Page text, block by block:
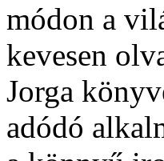
módon a
kevesen
Jorga
adódó